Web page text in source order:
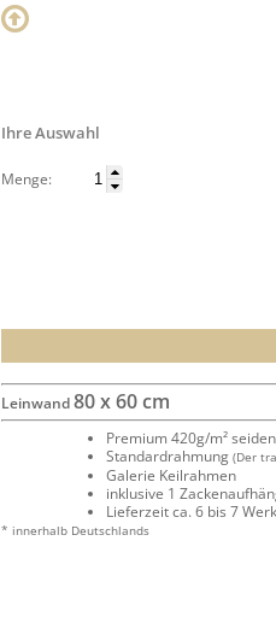
Ihre Auswahl
Menge:
Leinwand80 x 60 cm
Premium 420g/m²
Standardrahmung (Der
Galerie Keilrahmen
inklusive 1
Lieferzeit ca. 6 bis 7
* innerhalb Deutschlands